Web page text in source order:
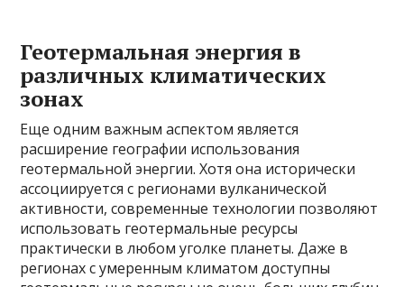
Геотермальная энергия в
различных климатических
зонах
Еще одним важным аспектом является
расширение географии использования
геотермальной энергии. Хотя она исторически
ассоциируется с регионами вулканической
активности, современные технологии позволяют
использовать геотермальные ресурсы
практически в любом уголке планеты. Даже в
регионах с умеренным климатом доступны